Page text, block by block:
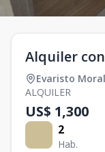
Alquiler
Evaristo
ALQUILER
US$ 1,300
2
Hab.